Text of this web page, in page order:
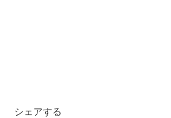
シェアする